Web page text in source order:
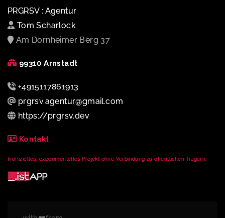
PRGRSV ::Agentur
Tom Scharlock
Am Dornheimer Berg 37
99310 Arnstadt
+4915117861913
prgrsv.agentur@gmail.com
https://prgrsv.dev
Kontakt
Inoffizielles, experimentelles Projekt ohne Verbindung zu öffentlichen Trägern.